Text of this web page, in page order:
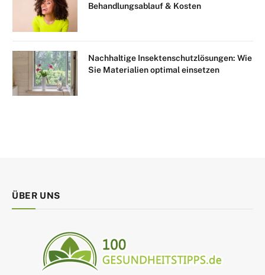
Behandlungsablauf & Kosten
Nachhaltige Insektenschutzlösungen: Wie
Sie Materialien optimal einsetzen
ÜBER UNS